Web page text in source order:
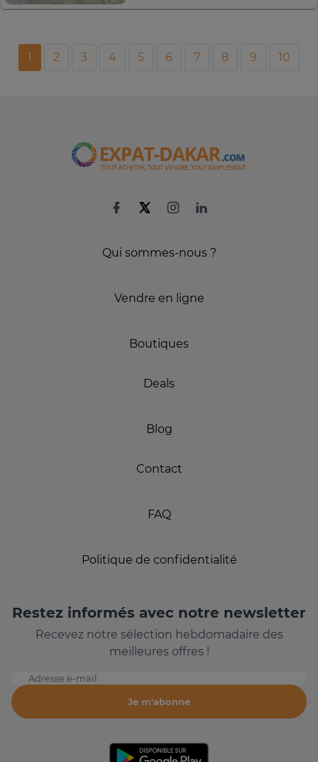
1 2 3 4 5 6 7 8 9 10
Qui sommes-nous ?
Vendre en ligne
Boutiques
Deals
Blog
Contact
FAQ
Politique de confidentialité
Restez informés avec notre newsletter
Recevez notre sélection hebdomadaire des
meilleures offres !
Adresse e-mail
Je m'abonne